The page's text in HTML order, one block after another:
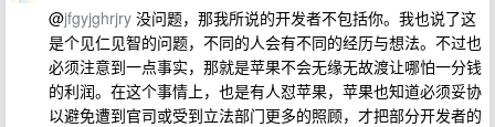
@jfgyjghrjry 没问题，那我所说的开发者不包括你。我也说了这
是个见仁见智的问题，不同的人会有不同的经历与想法。不过也
必须注意到一点事实，那就是苹果不会无缘无故渡让哪怕一分钱
的利润。在这个事情上，也是有人怼苹果，苹果也知道必须妥协
以避免遭到官司或受到立法部门更多的照顾，才把部分开发者的